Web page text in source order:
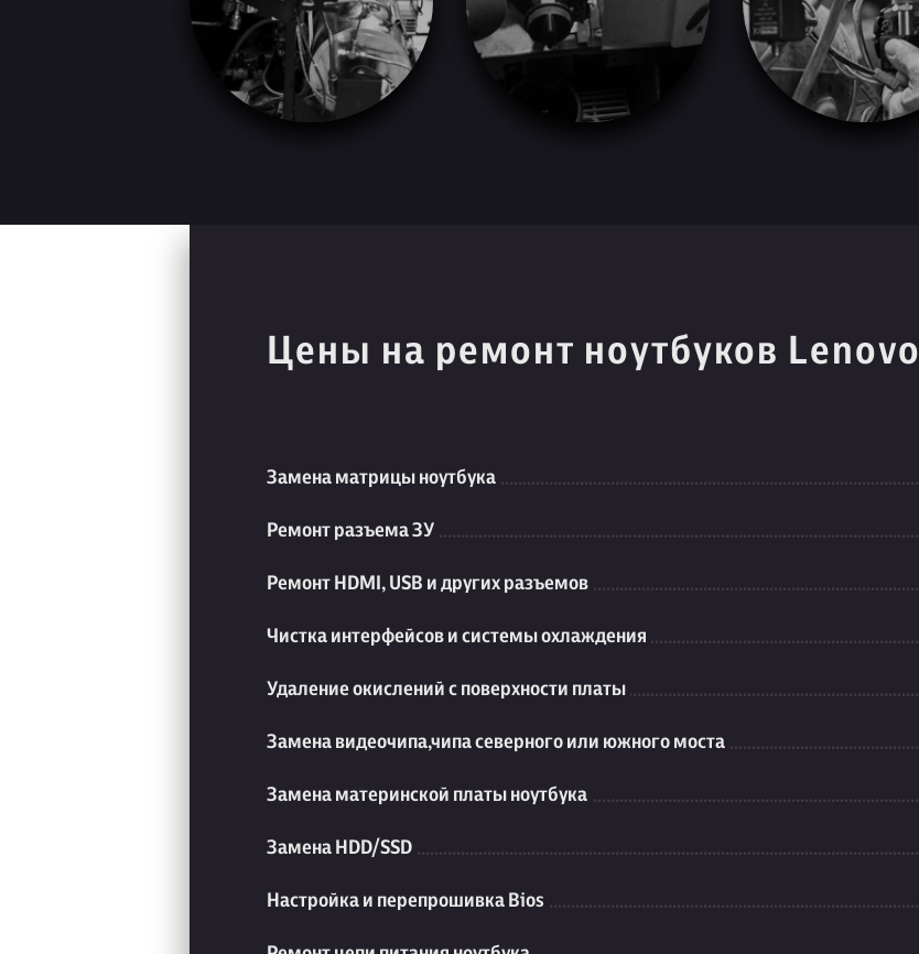
Цены на ремонт ноутбуков Lenovo
Замена матрицы ноутбука
Ремонт разъема ЗУ
Ремонт HDMI, USB и других разъемов
Чистка интерфейсов и системы охлаждения
Удаление окислений с поверхности платы
Замена видеочипа,чипа северного или южного моста
Замена материнской платы ноутбука
Замена HDD/SSD
Настройка и перепрошивка Bios